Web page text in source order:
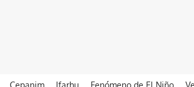
Cepanim Ifarhu Fenómeno de El Niño